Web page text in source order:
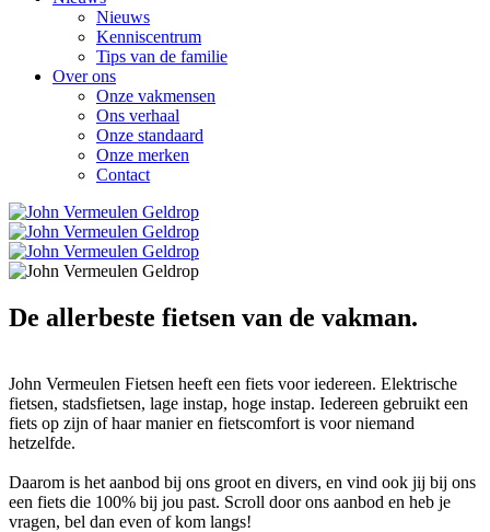
Nieuws
Kenniscentrum
Tips van de familie
Over ons
Onze vakmensen
Ons verhaal
Onze standaard
Onze merken
Contact
De allerbeste fietsen van de vakman.
John Vermeulen Fietsen heeft een fiets voor iedereen. Elektrische
fietsen, stadsfietsen, lage instap, hoge instap. Iedereen gebruikt een
fiets op zijn of haar manier en fietscomfort is voor niemand
hetzelfde.
Daarom is het aanbod bij ons groot en divers, en vind ook jij bij ons
een fiets die 100% bij jou past. Scroll door ons aanbod en heb je
vragen, bel dan even of kom langs!